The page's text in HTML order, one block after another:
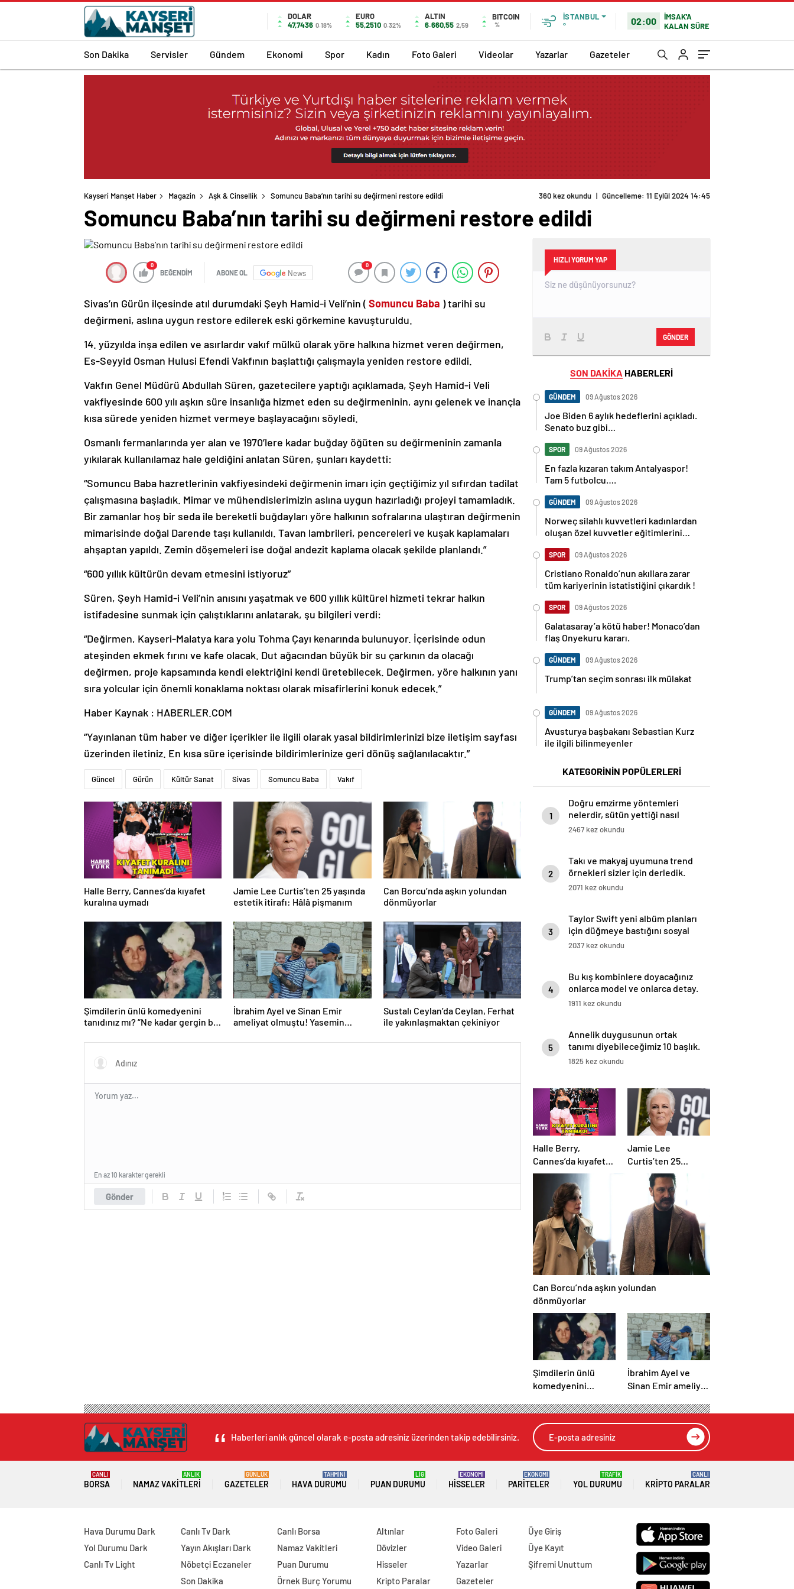
DOLAR
47,7436 0.18%
EURO
55,2510 0.32%
ALTIN
6.660,55 2,59
BITCOIN
%
İSTANBUL
°
02:00
İMSAK'A
KALAN SÜRE
Son Dakika Servisler Gündem Ekonomi Spor Kadın Foto Galeri Videolar Yazarlar Gazeteler
Kayseri Manşet Haber Magazin Aşk & Cinsellik Somuncu Baba’nın tarihi su değirmeni restore edildi 360 kez okundu | Güncelleme: 11 Eylül 2024 14:45
Somuncu Baba’nın tarihi su değirmeni restore edildi
0
BEĞENDİM ABONE OL News
0
Sivas’ın Gürün ilçesinde atıl durumdaki Şeyh Hamid-i Veli’nin ( Somuncu Baba ) tarihi su
değirmeni, aslına uygun restore edilerek eski görkemine kavuşturuldu.
14. yüzyılda inşa edilen ve asırlardır vakıf mülkü olarak yöre halkına hizmet veren değirmen,
Es-Seyyid Osman Hulusi Efendi Vakfının başlattığı çalışmayla yeniden restore edildi.
Vakfın Genel Müdürü Abdullah Süren, gazetecilere yaptığı açıklamada, Şeyh Hamid-i Veli
vakfiyesinde 600 yılı aşkın süre insanlığa hizmet eden su değirmeninin, aynı gelenek ve inançla
kısa sürede yeniden hizmet vermeye başlayacağını söyledi.
Osmanlı fermanlarında yer alan ve 1970’lere kadar buğday öğüten su değirmeninin zamanla
yıkılarak kullanılamaz hale geldiğini anlatan Süren, şunları kaydetti:
“Somuncu Baba hazretlerinin vakfiyesindeki değirmenin imarı için geçtiğimiz yıl sıfırdan tadilat
çalışmasına başladık. Mimar ve mühendislerimizin aslına uygun hazırladığı projeyi tamamladık.
Bir zamanlar hoş bir seda ile bereketli buğdayları yöre halkının sofralarına ulaştıran değirmenin
mimarisinde doğal Darende taşı kullanıldı. Tavan lambrileri, pencereleri ve kuşak kaplamaları
ahşaptan yapıldı. Zemin döşemeleri ise doğal andezit kaplama olacak şekilde planlandı.”
“600 yıllık kültürün devam etmesini istiyoruz”
Süren, Şeyh Hamid-i Veli’nin anısını yaşatmak ve 600 yıllık kültürel hizmeti tekrar halkın
istifadesine sunmak için çalıştıklarını anlatarak, şu bilgileri verdi:
“Değirmen, Kayseri-Malatya kara yolu Tohma Çayı kenarında bulunuyor. İçerisinde odun
ateşinden ekmek fırını ve kafe olacak. Dut ağacından büyük bir su çarkının da olacağı
değirmen, proje kapsamında kendi elektriğini kendi üretebilecek. Değirmen, yöre halkının yanı
sıra yolcular için önemli konaklama noktası olarak misafirlerini konuk edecek.”
Haber Kaynak : HABERLER.COM
“Yayınlanan tüm haber ve diğer içerikler ile ilgili olarak yasal bildirimlerinizi bize iletişim sayfası
üzerinden iletiniz. En kısa süre içerisinde bildirimlerinize geri dönüş sağlanılacaktır.”
Güncel Gürün Kültür Sanat Sivas Somuncu Baba Vakıf
Halle Berry, Cannes’da kıyafet
kuralına uymadı
Jamie Lee Curtis’ten 25 yaşında
estetik itirafı: Hâlâ pişmanım
Can Borcu’nda aşkın yolundan
dönmüyorlar
Şimdilerin ünlü komedyenini
tanıdınız mı? “Ne kadar gergin bir
İbrahim Ayel ve Sinan Emir
ameliyat olmuştu! Yasemin
sağlık durumunu açıkladı!
Sustalı Ceylan’da Ceylan, Ferhat
ile yakınlaşmaktan çekiniyor
Gönder
En az 10 karakter gerekli
HIZLI YORUM YAP
GÖNDER
SON DAKİKA HABERLERİ
GÜNDEM 09 Ağustos 2026
Joe Biden 6 aylık hedeflerini açıkladı.
Senato buz gibi…
SPOR 09 Ağustos 2026
En fazla kızaran takım Antalyaspor!
Tam 5 futbolcu….
GÜNDEM 09 Ağustos 2026
Norweç silahlı kuvvetleri kadınlardan
oluşan özel kuvvetler eğitimlerini
SPOR 09 Ağustos 2026
Cristiano Ronaldo’nun akıllara zarar
tüm kariyerinin istatistiğini çıkardık !
SPOR 09 Ağustos 2026
Galatasaray’a kötü haber! Monaco’dan
flaş Onyekuru kararı.
GÜNDEM 09 Ağustos 2026
Trump’tan seçim sonrası ilk mülakat
GÜNDEM 09 Ağustos 2026
Avusturya başbakanı Sebastian Kurz
ile ilgili bilinmeyenler
KATEGORİNİN POPÜLERLERİ
1
Doğru emzirme yöntemleri
nelerdir, sütün yettiği nasıl
anlaşılır?
2467 kez okundu
2
Takı ve makyaj uyumuna trend
örnekleri sizler için derledik.
2071 kez okundu
3
Taylor Swift yeni albüm planları
için düğmeye bastığını sosyal
medyadan duyurdu!
2037 kez okundu
4
Bu kış kombinlere doyacağınız
onlarca model ve onlarca detay.
1911 kez okundu
5
Annelik duygusunun ortak
tanımı diyebileceğimiz 10 başlık.
1825 kez okundu
Halle Berry,
Cannes’da kıyafet
kuralına uymadı
Jamie Lee
Curtis’ten 25
yaşında estetik
itirafı: Hâlâ
pişmanım
Can Borcu’nda aşkın yolundan
dönmüyorlar
Şimdilerin ünlü
komedyenini
kadar gergin bir
bebekmişim”
diyerek paylaştı!
İbrahim Ayel ve
Sinan Emir ameliyat
Şefkatli minik
Tatlısesler’in son
sağlık durumunu
açıkladı!
Haberleri anlık güncel olarak e-posta adresiniz üzerinden takip edebilirsiniz.
BORSA
CANLI
NAMAZ VAKITLERI
ANLIK
GAZETELER
GÜNLÜK
HAVA DURUMU
TAHMİNİ
PUAN DURUMU
LİG
HISSELER
EKONOMİ
PARITELER
EKONOMİ
YOL DURUMU
TRAFİK
KRIPTO PARALAR
CANLI
Hava Durumu Dark
Yol Durumu Dark
Canlı Tv Light
Canlı Tv Dark
Yayın Akışları Dark
Nöbetçi Eczaneler
Son Dakika
Canlı Borsa
Namaz Vakitleri
Puan Durumu
Örnek Burç Yorumu
Altınlar
Dövizler
Hisseler
Kripto Paralar
Foto Galeri
Video Galeri
Yazarlar
Gazeteler
Üye Giriş
Üye Kayıt
Şifremi Unuttum